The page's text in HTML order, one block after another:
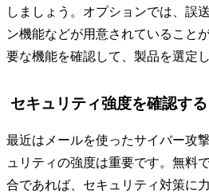
しましょう。オプションでは、誤
ン機能などが用意されていること
要な機能を確認して、製品を選定
セキュリティ強度を確認する
最近はメールを使ったサイバー攻
ュリティの強度は重要です。無料
合であれば、セキュリティ対策に